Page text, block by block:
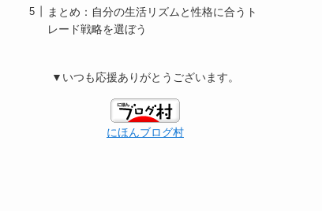
まとめ：自分の生活リズムと性格に合うト
レード戦略を選ぼう
▼いつも応援ありがとうございます。
にほんブログ村